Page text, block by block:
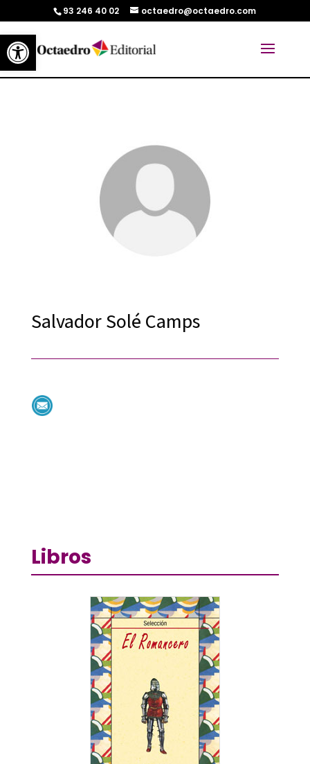
Abrir barra de herramientas
93 246 40 02 octaedro@octaedro.com
Salvador Solé Camps
Libros